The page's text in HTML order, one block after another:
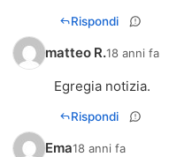
Rispondi
matteo R.18 anni fa
Egregia notizia.
Rispondi
Ema18 anni fa